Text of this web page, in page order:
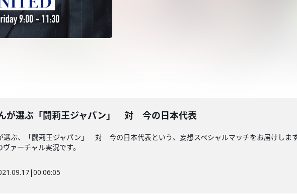
が選ぶ「闘莉王ジャパン」 対 今の日本代表
選ぶ、「闘莉王ジャパン」 対 今の日本代表という、妄想スペシャルマッチをお届けしま
ァーチャル実況です。
|00:06:05